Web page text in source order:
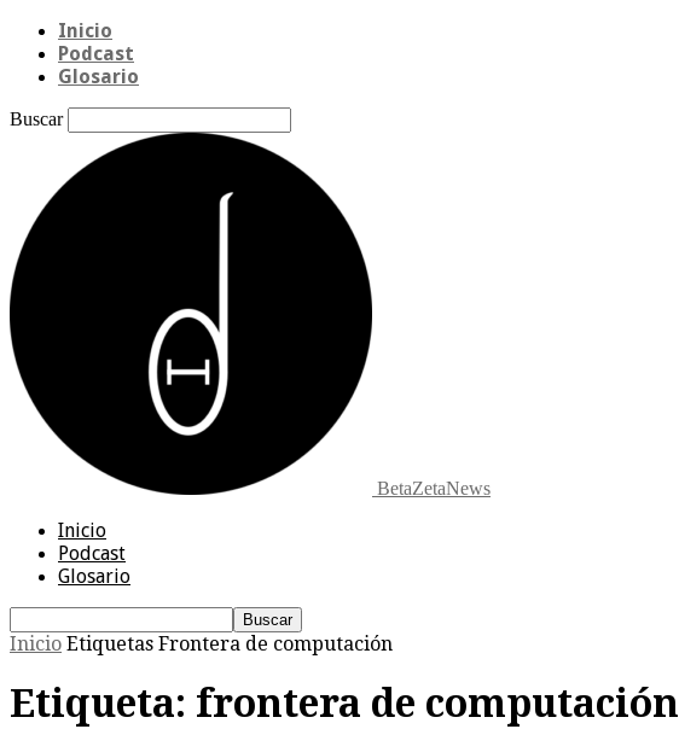
Inicio
Podcast
Glosario
Buscar
BetaZetaNews
Inicio
Podcast
Glosario
Inicio Etiquetas Frontera de computación
Etiqueta: frontera de computación